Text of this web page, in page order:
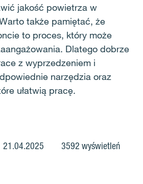
jakość powietrza w
także pamiętać, że
to proces, który może
Dlatego dobrze
z wyprzedzeniem i
narzędzia oraz
ułatwią pracę.
21.04.2025 3592 wyświetleń